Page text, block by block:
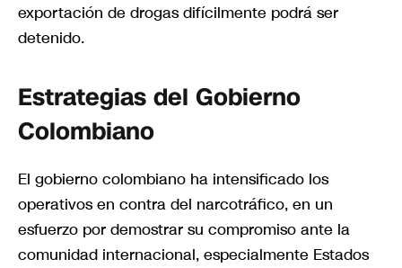
exportación de drogas difícilmente podrá ser
detenido.
Estrategias del Gobierno
Colombiano
El gobierno colombiano ha intensificado los
operativos en contra del narcotráfico, en un
esfuerzo por demostrar su compromiso ante la
comunidad internacional, especialmente Estados